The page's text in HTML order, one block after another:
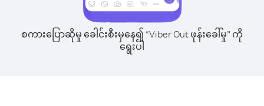
စကားပြောဆိုမှု ခေါင်းစီးမှနေ၍ “Viber Out ဖုန်းခေါ်မှု” ကို
ရွေးပါ